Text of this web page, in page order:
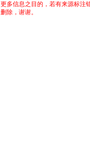
多信息之目的，若有来源标
除，谢谢。